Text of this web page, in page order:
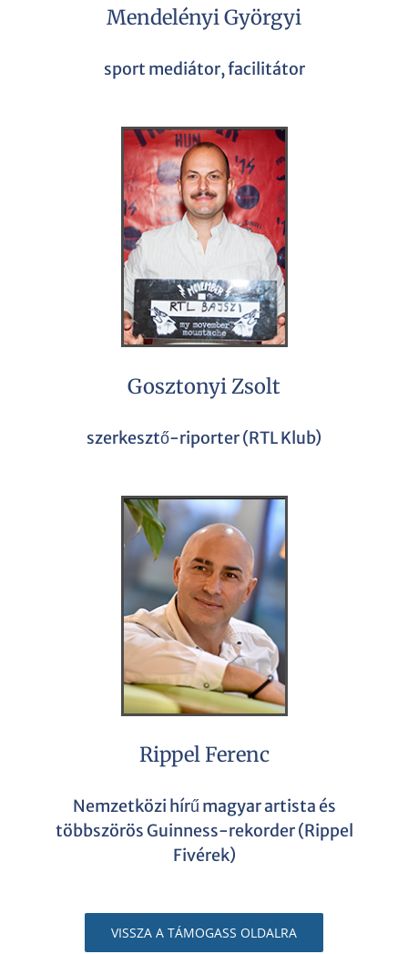
Mendelényi Györgyi
sport mediátor, facilitátor
Gosztonyi Zsolt
szerkesztő-riporter (RTL Klub)
Rippel Ferenc
Nemzetközi hírű magyar artista és
többszörös Guinness-rekorder (Rippel
Fivérek)
VISSZA A TÁMOGASS OLDALRA